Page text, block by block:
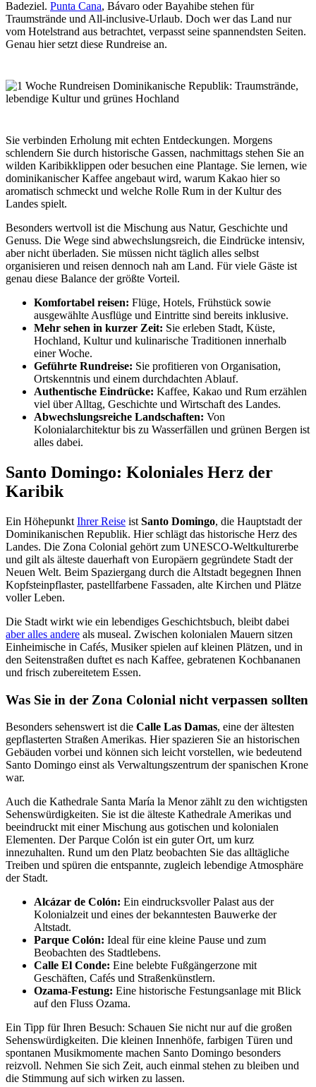
Badeziel. Punta Cana, Bávaro oder Bayahibe stehen für
Traumstrände und All-inclusive-Urlaub. Doch wer das Land nur
vom Hotelstrand aus betrachtet, verpasst seine spannendsten Seiten.
Genau hier setzt diese Rundreise an.
Sie verbinden Erholung mit echten Entdeckungen. Morgens
schlendern Sie durch historische Gassen, nachmittags stehen Sie an
wilden Karibikklippen oder besuchen eine Plantage. Sie lernen, wie
dominikanischer Kaffee angebaut wird, warum Kakao hier so
aromatisch schmeckt und welche Rolle Rum in der Kultur des
Landes spielt.
Besonders wertvoll ist die Mischung aus Natur, Geschichte und
Genuss. Die Wege sind abwechslungsreich, die Eindrücke intensiv,
aber nicht überladen. Sie müssen nicht täglich alles selbst
organisieren und reisen dennoch nah am Land. Für viele Gäste ist
genau diese Balance der größte Vorteil.
Komfortabel reisen: Flüge, Hotels, Frühstück sowie
ausgewählte Ausflüge und Eintritte sind bereits inklusive.
Mehr sehen in kurzer Zeit: Sie erleben Stadt, Küste,
Hochland, Kultur und kulinarische Traditionen innerhalb
einer Woche.
Geführte Rundreise: Sie profitieren von Organisation,
Ortskenntnis und einem durchdachten Ablauf.
Authentische Eindrücke: Kaffee, Kakao und Rum erzählen
viel über Alltag, Geschichte und Wirtschaft des Landes.
Abwechslungsreiche Landschaften: Von
Kolonialarchitektur bis zu Wasserfällen und grünen Bergen ist
alles dabei.
Santo Domingo: Koloniales Herz der
Karibik
Ein Höhepunkt Ihrer Reise ist Santo Domingo, die Hauptstadt der
Dominikanischen Republik. Hier schlägt das historische Herz des
Landes. Die Zona Colonial gehört zum UNESCO-Weltkulturerbe
und gilt als älteste dauerhaft von Europäern gegründete Stadt der
Neuen Welt. Beim Spaziergang durch die Altstadt begegnen Ihnen
Kopfsteinpflaster, pastellfarbene Fassaden, alte Kirchen und Plätze
voller Leben.
Die Stadt wirkt wie ein lebendiges Geschichtsbuch, bleibt dabei
aber alles andere als museal. Zwischen kolonialen Mauern sitzen
Einheimische in Cafés, Musiker spielen auf kleinen Plätzen, und in
den Seitenstraßen duftet es nach Kaffee, gebratenen Kochbananen
und frisch zubereitetem Essen.
Was Sie in der Zona Colonial nicht verpassen sollten
Besonders sehenswert ist die Calle Las Damas, eine der ältesten
gepflasterten Straßen Amerikas. Hier spazieren Sie an historischen
Gebäuden vorbei und können sich leicht vorstellen, wie bedeutend
Santo Domingo einst als Verwaltungszentrum der spanischen Krone
war.
Auch die Kathedrale Santa María la Menor zählt zu den wichtigsten
Sehenswürdigkeiten. Sie ist die älteste Kathedrale Amerikas und
beeindruckt mit einer Mischung aus gotischen und kolonialen
Elementen. Der Parque Colón ist ein guter Ort, um kurz
innezuhalten. Rund um den Platz beobachten Sie das alltägliche
Treiben und spüren die entspannte, zugleich lebendige Atmosphäre
der Stadt.
Alcázar de Colón: Ein eindrucksvoller Palast aus der
Kolonialzeit und eines der bekanntesten Bauwerke der
Altstadt.
Parque Colón: Ideal für eine kleine Pause und zum
Beobachten des Stadtlebens.
Calle El Conde: Eine belebte Fußgängerzone mit
Geschäften, Cafés und Straßenkünstlern.
Ozama-Festung: Eine historische Festungsanlage mit Blick
auf den Fluss Ozama.
Ein Tipp für Ihren Besuch: Schauen Sie nicht nur auf die großen
Sehenswürdigkeiten. Die kleinen Innenhöfe, farbigen Türen und
spontanen Musikmomente machen Santo Domingo besonders
reizvoll. Nehmen Sie sich Zeit, auch einmal stehen zu bleiben und
die Stimmung auf sich wirken zu lassen.